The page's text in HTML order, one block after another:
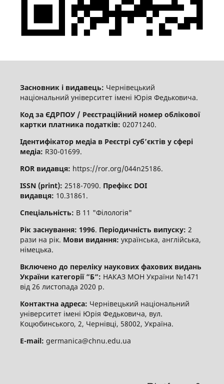
Засновник і видавець: Чернівецький
національний університет імені Юрія Федьковича.
Код за ЄДРПОУ / Реєстраційний номер облікової
картки платника податків: 02071240.
Ідентифікатор медіа в Реєстрі суб’єктів у сфері
медіа: R30-01699.
ROR видавця: https://ror.org/044n25186.
ISSN (print): 2518-7090. Префікс DOI
видавця: 10.31861.
Спеціальність: В 11 "Філологія"
Рік заснування: 1996. Періодичність випуску: 2
рази на рік. Мови видання: українська, англійська,
німецька.
Включено до переліку наукових фахових видань
України категорії “Б“: НАКАЗ МОН України №1471
від 26 листопада 2020 р.
Контактна адреса: Чернівецький національний
університет імені Юрія Федьковича, вул.
Коцюбинського, 2, Чернівці, 58002, Україна.
E-mail: germanica@chnu.edu.ua